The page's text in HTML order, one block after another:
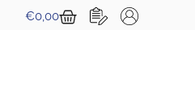
€0,00Winkelwagen